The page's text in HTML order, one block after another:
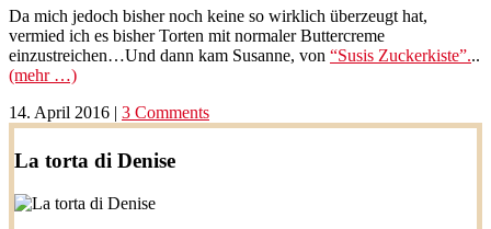
Da mich jedoch bisher noch keine so wirklich überzeugt hat,
vermied ich es bisher Torten mit normaler Buttercreme
einzustreichen…Und dann kam Susanne, von “Susis Zuckerkiste”...
(mehr …)
14. April 2016 | 3 Comments
La torta di Denise